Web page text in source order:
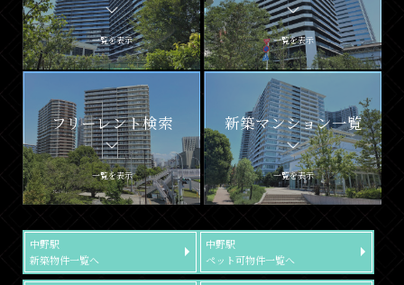
一覧を表示 一覧を表示
フリーレント検索
一覧を表示
新築マンション一覧
一覧を表示
中野駅
新築物件一覧へ
中野駅
ペット可物件一覧へ